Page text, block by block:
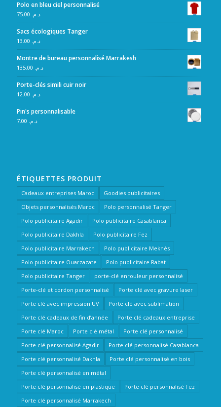
Polo en bleu ciel personnalisé
د.م.
Sacs écologiques Tanger
د.م.
Montre de bureau personnalisé Marrakesh
د.م.
Porte-clés simili cuir noir
د.م.
Pin's personnalisable
د.م.
ÉTIQUETTES PRODUIT
Cadeaux entreprises Maroc
Goodies publicitaires
Objets personnalisés Maroc
Polo personnalisé Tanger
Polo publicitaire Agadir
Polo publicitaire Casablanca
Polo publicitaire Dakhla
Polo publicitaire Fez
Polo publicitaire Marrakech
Polo publicitaire Meknès
Polo publicitaire Ouarzazate
Polo publicitaire Rabat
Polo publicitaire Tanger
porte-clé enrouleur personnalisé
Porte-clé et cordon personnalisé
Porte clé avec gravure laser
Porte clé avec impression UV
Porte clé avec sublimation
Porte clé cadeaux de fin d’année
Porte clé cadeaux entreprise
Porte clé Maroc
Porte clé métal
Porte clé personnalisé
Porte clé personnalisé Agadir
Porte clé personnalisé Casablanca
Porte clé personnalisé Dakhla
Porte clé personnalisé en bois
Porte clé personnalisé en métal
Porte clé personnalisé en plastique
Porte clé personnalisé Fez
Porte clé personnalisé Marrakech